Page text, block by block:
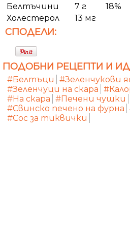
Белтъчини
7 г
18%
Холестерол
13 мг
СПОДЕЛИ:
ПОДОБНИ РЕЦЕПТИ И
#Белтъци
#Зеленчукови
#Зеленчуци на скара
#На скара #Печени чушки
#Свинско печено на фурна
#Сос за тиквички